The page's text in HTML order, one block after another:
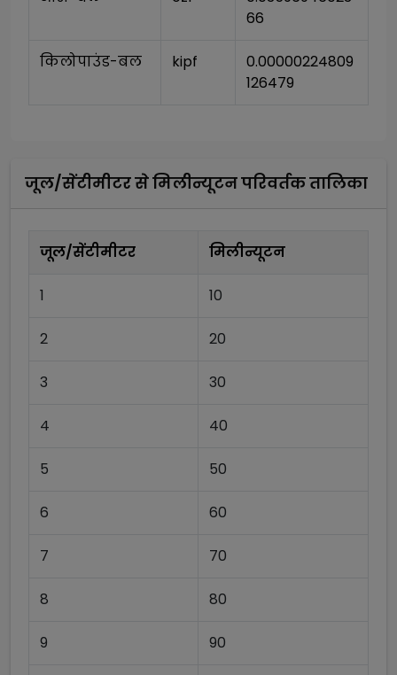
66
किलोपाउंड-बल kipf
0.00000224809
126479
जूल/सेंटीमीटरसेमिलीन्यूटनपरिवर्तक तालिका
जूल/सेंटीमीटर मिलीन्यूटन
1 10
2 20
3 30
4 40
5 50
6 60
7 70
8 80
9 90